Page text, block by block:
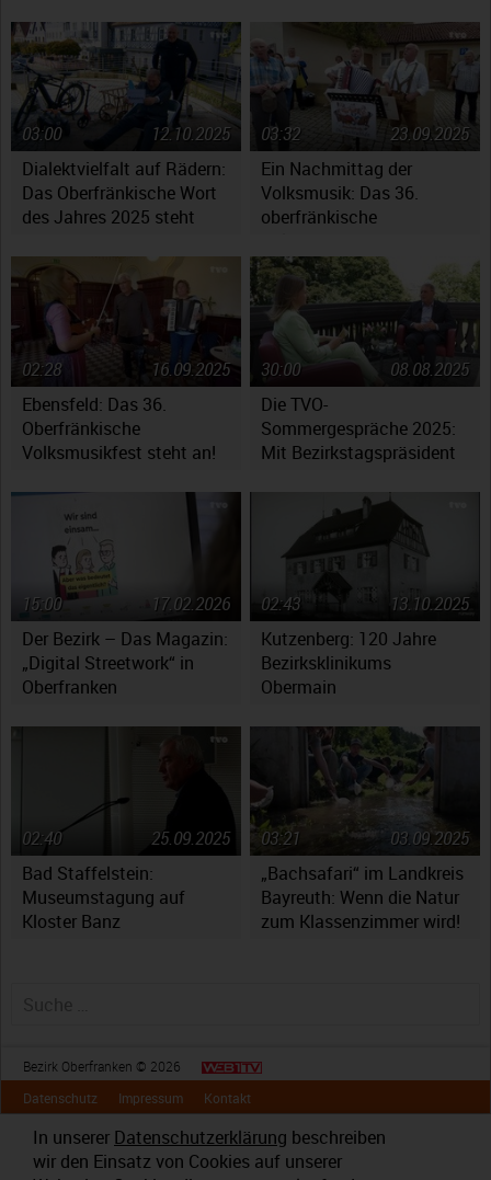
Fragen auf
Dialektvielfalt auf Rädern:
Das Oberfränkische Wort
des Jahres 2025 steht
12.10.2025
03:00
Ein Nachmittag der
Volksmusik: Das 36.
oberfränkische
Ebensfeld
23.09.2025
03:32
Ebensfeld: Das 36.
Oberfränkische
Volksmusikfest steht an!
16.09.2025
02:28
Die TVO-
Sommergespräche 2025:
Mit Bezirkstagspräsident
08.08.2025
30:00
Der Bezirk – Das Magazin:
„Digital Streetwork“ in
Oberfranken
17.02.2026
15:00
Kutzenberg: 120 Jahre
Bezirksklinikums
Obermain
13.10.2025
02:43
Bad Staffelstein:
Museumstagung auf
Kloster Banz
25.09.2025
02:40
„Bachsafari“ im Landkreis
Bayreuth: Wenn die Natur
zum Klassenzimmer wird!
03.09.2025
03:21
Bezirk Oberfranken © 2026
Datenschutz
Impressum Kontakt
In unserer Datenschutzerklärung beschreiben
wir den Einsatz von Cookies auf unserer